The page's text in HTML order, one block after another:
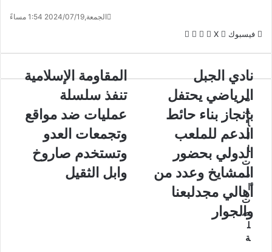
الجمعة,2024/07/19 1:54 مساءً
فيسبوك X لينكدإن
واتساب
تيلقرام
المقاومة الإسلامية
تنفذ سلسلة
عمليات ضد مواقع
وتجمعات العدو
وتستخدم صاروخ
وابل الثقيل
نادي الجبل
الرياضي يحتفل
بإنجاز بناء حائط
الدعم للملعب
الدولي بحضور
المشايخ وعدد من
أهالي مجدلبعنا
والجوار
م
ق
ا
ل
ا
ت
ذ
ا
ت
ص
ل
ة